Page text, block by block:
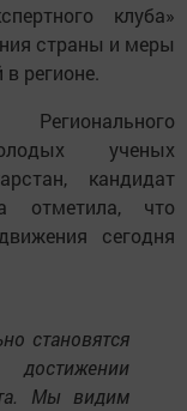
клуба»
страны и меры
регионе.
ученых
кандидат
отметила, что
сегодня
становятся
Мы видим